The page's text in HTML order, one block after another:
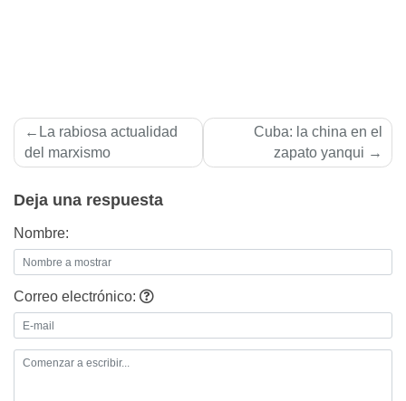
Navegación
de
La rabiosa actualidad
del marxismo
Cuba: la china en el
zapato yanqui
Deja una respuesta
Nombre:
Correo electrónico: